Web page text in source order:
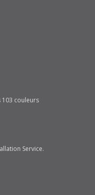
103 couleurs
Service.